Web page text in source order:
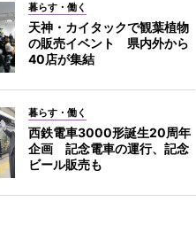
暮らす・働く
天神・カイタックで観葉植物
の販売イベント 県内外から
40店が集結
暮らす・働く
西鉄電車3000形誕生20周年
企画 記念電車の運行、記念
ビール販売も